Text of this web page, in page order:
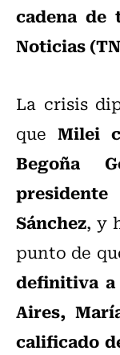
cadena de
Noticias
La crisis
que Milei
Begoña
Sánchez, y
punto de
definitiva a
Aires,
calificado